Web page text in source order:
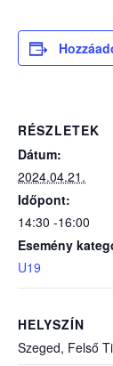
RÉSZLETEK
Dátum:
2024.04.21.
Időpont:
14:30 -16:00
Esemény
U19
HELYSZÍN
Szeged, Felső